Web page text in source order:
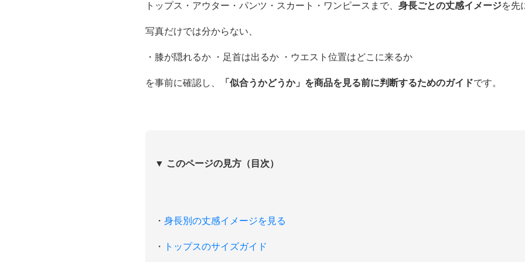
トップス・アウター・パンツ・スカート・ワンピースまで、 身長ごとの丈感イメージを先
写真だけでは分からない、
・膝が隠れるか ・足首は出るか ・ウエスト位置はどこに来るか
を事前に確認し、
「似合うかどうか」を商品を見る前に判断するためのガイドです。
▼ このページの見方（目次）
・ 身長別の丈感イメージを見る
・ トップスのサイズガイド